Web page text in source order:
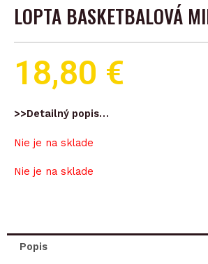
LOPTA BASKETBALOVÁ
18,80 €
>>Detailný popis…
Nie je na sklade
Nie je na sklade
Popis